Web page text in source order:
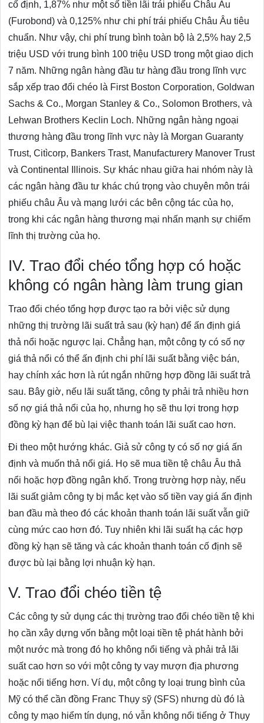
cố định, 1,87% như một số tiền lãi trái phiếu Châu Âu
(Furobond) và 0,125% như chi phí trái phiếu Châu Âu tiêu
chuẩn. Như vậy, chi phí trung bình toàn bộ là 2,5% hay 2,5
triệu USD với trung bình 100 triệu USD trong một giao dịch
7 năm. Những ngân hàng đầu tư hàng đầu trong lĩnh vực
sắp xếp trao đổi chéo là First Boston Corporation, Goldwan
Sachs & Co., Morgan Stanley & Co., Solomon Brothers, và
Lehwan Brothers Keclin Loch. Những ngân hàng ngoại
thương hàng đầu trong lĩnh vực này là Morgan Guaranty
Trust, Citìcorp, Bankers Trast, Manufacturery Manover Trust
và Continental Illinois. Sự khác nhau giữa hai nhóm này là
các ngân hàng đầu tư khác chú trọng vào chuyên môn trái
phiếu châu Âu và mạng lưới các bên cộng tác của họ,
trong khi các ngân hàng thương mại nhấn mạnh sự chiếm
lĩnh thị trường của họ.
IV. Trao đổi chéo tổng hợp có hoặc
không có ngân hàng làm trung gian
Trao đổi chéo tổng hợp được tạo ra bởi việc sử dụng
những thị trường lãi suất trả sau (kỳ hạn) để ấn định giá
thả nổi hoặc ngược lại. Chẳng hạn, một công ty có số nợ
giá thả nổi có thể ấn định chi phí lãi suất bằng việc bán,
hay chính xác hơn là rút ngắn những hợp đồng lãi suất trả
sau. Bây giờ, nếu lãi suất tăng, công ty phải trả nhiều hơn
số nợ giá thả nổi của họ, nhưng họ sẽ thu lợi trong hợp
đồng kỳ hạn để bù lại việc thanh toán lãi suất cao hơn.
Đi theo một hướng khác. Giả sử công ty có số nợ giá ấn
định và muốn thả nổi giá. Họ sẽ mua tiền tệ châu Âu thả
nổi hoặc hợp đồng ngân khố. Trong trường hợp này, nếu
lãi suất giảm công ty bị mắc kẹt vào số tiền vay giá ấn định
ban đầu mà theo đó các khoản thanh toán lãi suất vẫn giữ
cùng mức cao hơn đó. Tuy nhiên khi lãi suất hạ các hợp
đồng kỳ hạn sẽ tăng và các khoản thanh toán cố định sẽ
được bù lại bằng lợi nhuận kỳ hạn.
V. Trao đổi chéo tiền tệ
Các công ty sử dụng các thị trường trao đổi chéo tiền tệ khi
họ cần xây dựng vốn bằng một loại tiền tệ phát hành bởi
một nước mà trong đó họ không nổi tiếng và phải trả lãi
suất cao hơn so với một công ty vay mượn địa phương
hoặc nổi tiếng hơn. Ví dụ, một công ty loại trung bình của
Mỹ có thể cần đồng Franc Thụy sỹ (SFS) nhưng dù đó là
công ty mạo hiểm tín dụng, nó vẫn không nổi tiếng ở Thụy